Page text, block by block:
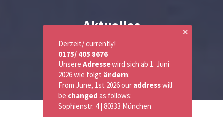
Aktuelles
✕
Derzeit/ currently!
0175/ 405 8676
Unsere Adressewird sich ab 1. Juni
2026 wie folgt ändern:
From June, 1st 2026 our addresswill
be changed as follows:
Sophienstr. 4 | 80333 München